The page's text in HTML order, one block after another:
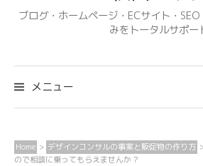
キ
ブログ・ホームページ・ECサイト・
みをトータルサポー
メニュー
Home > デザインコンサルの事案と販促物の作り方
ので相談に乗ってもらえませんか？